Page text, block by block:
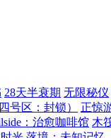
28天半衰期 无限秘仪
号区：封锁）
正惊
：治愈咖啡馆 木